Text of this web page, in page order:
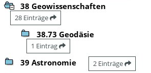
38 Geowissenschaften
28 Einträge
38.73 Geodäsie
1 Eintrag
39 Astronomie 2 Einträge